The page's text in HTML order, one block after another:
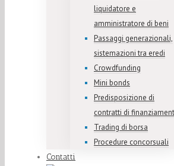
liquidatore e
amministratore di beni
Passaggi generazionali,
sistemazioni tra eredi
Crowdfunding
Mini bonds
Predisposizione di
contratti di
Trading di borsa
Procedure concorsuali
Contatti